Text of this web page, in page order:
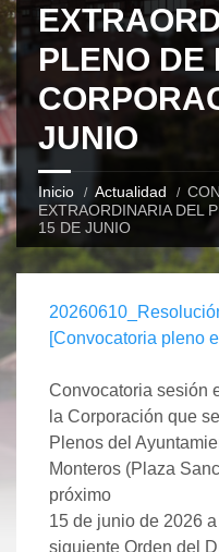
PLENO DE
JUNIO
Inicio Actualidad
EXTRAORDINARIA DEL
15 DE JUNIO
[Convocatoria pleno
Convocatoria sesión
la Corporación que
Plenos del
Monteros (Plaza
próximo
15 de junio de 2026
siguiente Orden del